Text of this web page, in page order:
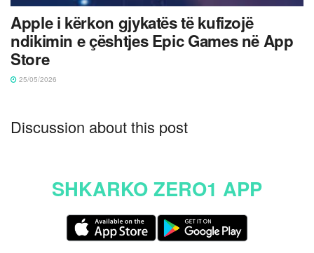
Apple i kërkon gjykatës të kufizojë
ndikimin e çështjes Epic Games në App
Store
25/05/2026
Discussion about this post
SHKARKO ZERO1 APP